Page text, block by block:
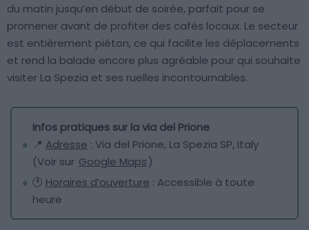
du matin jusqu’en début de soirée, parfait pour se
promener avant de profiter des cafés locaux. Le secteur
est entièrement piéton, ce qui facilite les déplacements
et rend la balade encore plus agréable pour qui souhaite
visiter La Spezia et ses ruelles incontournables.
Infos pratiques sur la via del Prione
📍 Adresse : Via del Prione, La Spezia SP, Italy
(Voir sur Google Maps)
🕐 Horaires d’ouverture : Accessible à toute
heure